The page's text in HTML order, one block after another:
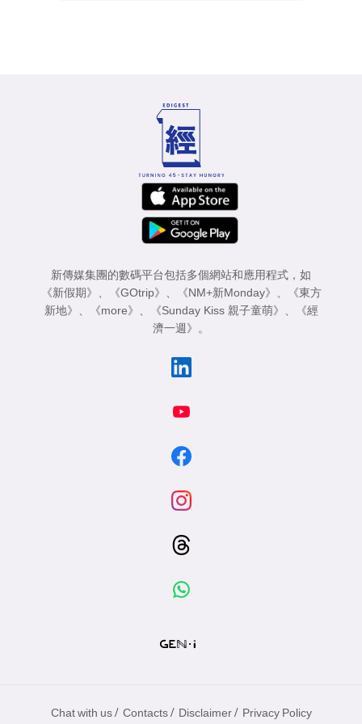
新傳媒集團的數碼平台包括多個網站和應用程式，如
《新假期》
《GOtrip》 《NM+新Monday》
《東方
新地》
《more》 《Sunday Kiss 親子童萌》
《經
濟一週》
。
Chat with us / Contacts / Disclaimer / Privacy Policy